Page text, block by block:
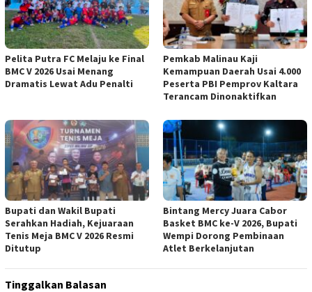
Pelita Putra FC Melaju ke Final
BMC V 2026 Usai Menang
Dramatis Lewat Adu Penalti
Pemkab Malinau Kaji
Kemampuan Daerah Usai 4.000
Peserta PBI Pemprov Kaltara
Terancam Dinonaktifkan
Bupati dan Wakil Bupati
Serahkan Hadiah, Kejuaraan
Tenis Meja BMC V 2026 Resmi
Ditutup
Bintang Mercy Juara Cabor
Basket BMC ke-V 2026, Bupati
Wempi Dorong Pembinaan
Atlet Berkelanjutan
Tinggalkan Balasan